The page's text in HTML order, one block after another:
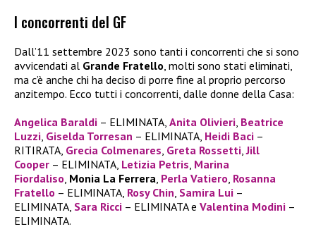
I concorrenti del GF
Dall’11 settembre 2023 sono tanti i concorrenti che si sono
avvicendati al Grande Fratello, molti sono stati eliminati,
ma c’è anche chi ha deciso di porre fine al proprio percorso
anzitempo. Ecco tutti i concorrenti, dalle donne della Casa:
Angelica Baraldi – ELIMINATA, Anita Olivieri, Beatrice
Luzzi, Giselda Torresan – ELIMINATA, Heidi Baci –
RITIRATA, Grecia Colmenares, Greta Rossetti,Jill
Cooper – ELIMINATA, Letizia Petris, Marina
Fiordaliso, Monia La Ferrera, Perla Vatiero, Rosanna
Fratello – ELIMINATA, Rosy Chin, Samira Lui –
ELIMINATA, Sara Ricci – ELIMINATA e Valentina Modini –
ELIMINATA.